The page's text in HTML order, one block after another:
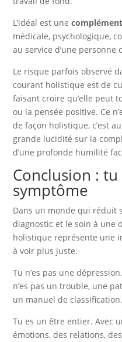
L’idéal est une
médicale, psychologique,
au service d’une personne
Le risque parfois observé
courant holistique est de
faisant croire qu’elle peut
ou la pensée positive. Ce
de façon holistique, c’est
grande lucidité sur la
d’une profonde humilité
Conclusion : tu
symptôme
Dans un monde qui réduit
diagnostic et le soin à une
holistique représente une
à voir plus juste.
Tu n’es pas une
n’es pas un trouble, une
un manuel de classification.
Tu es un être entier. Avec
émotions, des relations,